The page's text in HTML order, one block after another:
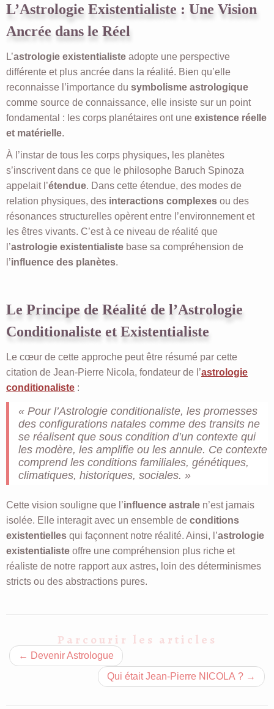
L’Astrologie Existentialiste : Une Vision
Ancrée dans le Réel
L’astrologie existentialiste adopte une perspective
différente et plus ancrée dans la réalité. Bien qu’elle
reconnaisse l’importance du symbolisme astrologique
comme source de connaissance, elle insiste sur un point
fondamental : les corps planétaires ont une existence réelle
et matérielle.
À l’instar de tous les corps physiques, les planètes
s’inscrivent dans ce que le philosophe Baruch Spinoza
appelait l’étendue. Dans cette étendue, des modes de
relation physiques, des interactions complexes ou des
résonances structurelles opèrent entre l’environnement et
les êtres vivants. C’est à ce niveau de réalité que
l’astrologie existentialiste base sa compréhension de
l’influence des planètes.
Le Principe de Réalité de l’Astrologie
Conditionaliste et Existentialiste
Le cœur de cette approche peut être résumé par cette
citation de Jean-Pierre Nicola, fondateur de l’astrologie
conditionaliste :
« Pour l’Astrologie conditionaliste, les promesses
des configurations natales comme des transits ne
se réalisent que sous condition d’un contexte qui
les modère, les amplifie ou les annule. Ce contexte
comprend les conditions familiales, génétiques,
climatiques, historiques, sociales. »
Cette vision souligne que l’influence astrale n’est jamais
isolée. Elle interagit avec un ensemble de conditions
existentielles qui façonnent notre réalité. Ainsi, l’astrologie
existentialiste offre une compréhension plus riche et
réaliste de notre rapport aux astres, loin des déterminismes
stricts ou des abstractions pures.
Parcourir les articles
← Devenir Astrologue
Qui était Jean-Pierre NICOLA ? →